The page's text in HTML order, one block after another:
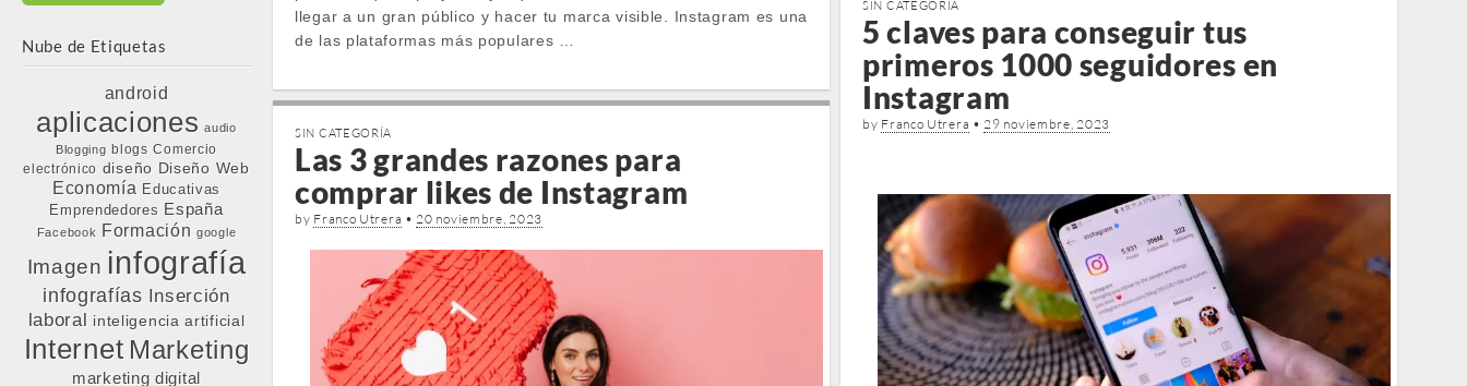
Nube de Etiquetas
android
aplicaciones audio
Blogging blogs Comercio
electrónico diseño Diseño Web
Economía Educativas
Emprendedores España
Facebook Formación google
Imagen infografía
infografías Inserción
laboral inteligencia artificial
Internet Marketing
marketing digital
llegar a un gran público y hacer tu marca visible. Instagram es una
de las plataformas más populares …
SIN CATEGORÍA
5 claves para conseguir tus
primeros 1000 seguidores en
Instagram
by Franco Utrera • 29 noviembre, 2023
SIN CATEGORÍA
Las 3 grandes razones para
comprar likes de Instagram
by Franco Utrera • 20 noviembre, 2023